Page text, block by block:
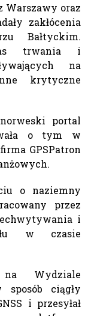
Warszawy oraz
zakłócenia
Bałtyckim.
trwania i
na
krytyczne
portal
o tym w
GPSPatron
o naziemny
przez
i
w czasie
Wydziale
ciągły
i przesyłał